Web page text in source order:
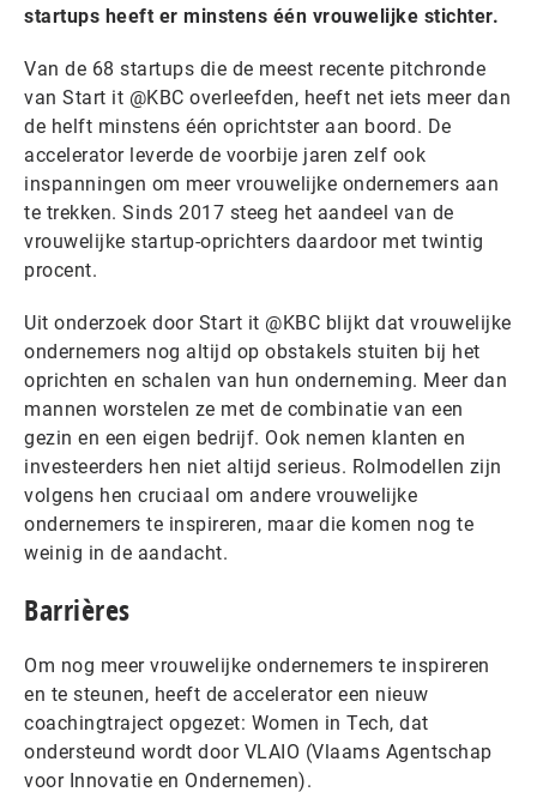
startups heeft er minstens één vrouwelijke stichter.
Van de 68 startups die de meest recente pitchronde
van Start it @KBC overleefden, heeft net iets meer dan
de helft minstens één oprichtster aan boord. De
accelerator leverde de voorbije jaren zelf ook
inspanningen om meer vrouwelijke ondernemers aan
te trekken. Sinds 2017 steeg het aandeel van de
vrouwelijke startup-oprichters daardoor met twintig
procent.
Uit onderzoek door Start it @KBC blijkt dat vrouwelijke
ondernemers nog altijd op obstakels stuiten bij het
oprichten en schalen van hun onderneming. Meer dan
mannen worstelen ze met de combinatie van een
gezin en een eigen bedrijf. Ook nemen klanten en
investeerders hen niet altijd serieus. Rolmodellen zijn
volgens hen cruciaal om andere vrouwelijke
ondernemers te inspireren, maar die komen nog te
weinig in de aandacht.
Barrières
Om nog meer vrouwelijke ondernemers te inspireren
en te steunen, heeft de accelerator een nieuw
coachingtraject opgezet: Women in Tech, dat
ondersteund wordt door VLAIO (Vlaams Agentschap
voor Innovatie en Ondernemen).